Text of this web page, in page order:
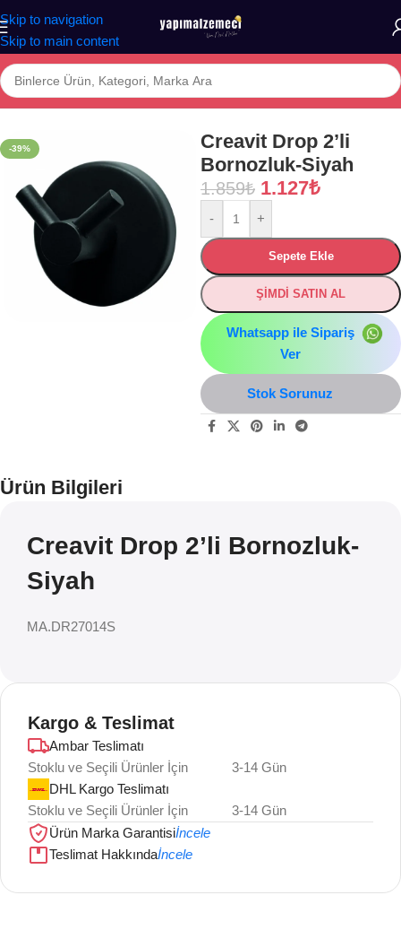
Skip to navigation
Skip to main content
Ana Sayfa/Mağaza/BANYO/AKSESUAR/Askılık, Bornoz Askılığı
-39%
Creavit Drop 2’li
Bornozluk-Siyah
1.859₺ 1.127₺
- +
Sepete Ekle
ŞİMDİ SATIN AL
Whatsapp ile Sipariş
Ver
Stok Sorunuz
Ürün Bilgileri
Creavit Drop 2’li Bornozluk-
Siyah
MA.DR27014S
Kargo & Teslimat
Ambar Teslimatı
Stoklu ve Seçili Ürünler İçin
3-14 Gün
DHL Kargo Teslimatı
Stoklu ve Seçili Ürünler İçin
3-14 Gün
Ürün Marka Garantisiİncele
Teslimat Hakkındaİncele